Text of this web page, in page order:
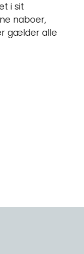
i sit
naboer,
gælder alle